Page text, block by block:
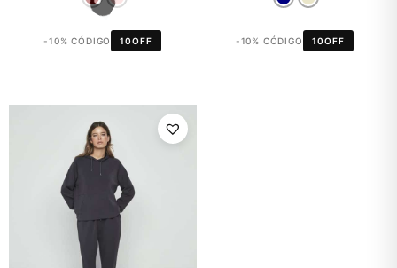
-10% CÓDIGO 10OFF -10% CÓDIGO 10OFF